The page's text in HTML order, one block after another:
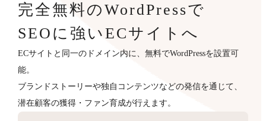
完全無料のWordPressで
SEOに強いECサイトへ
ECサイトと同一のドメイン内に、無料でWordPressを設置可
能。
ブランドストーリーや独自コンテンツなどの発信を通じて、
潜在顧客の獲得・ファン育成が行えます。